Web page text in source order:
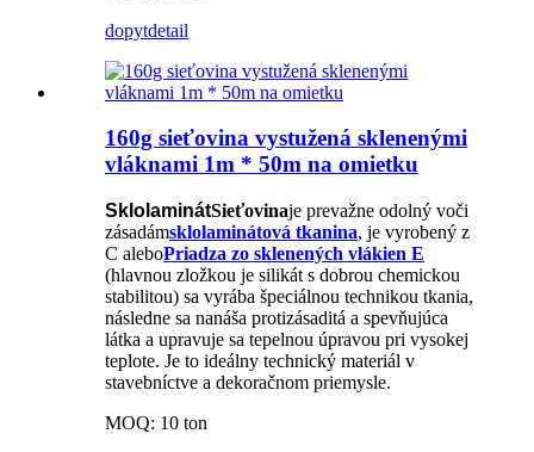
dopytdetail
160g sieťovina vystužená sklenenými
vláknami 1m * 50m na ​​omietku
SklolaminátSieťovinaje prevažne odolný voči
zásadámsklolaminátová tkanina, je vyrobený z
C aleboPriadza zo sklenených vlákien E
(hlavnou zložkou je silikát s dobrou chemickou
stabilitou) sa vyrába špeciálnou technikou tkania,
následne sa nanáša protizásaditá a spevňujúca
látka a upravuje sa tepelnou úpravou pri vysokej
teplote. Je to ideálny technický materiál v
stavebníctve a dekoračnom priemysle.
MOQ: 10 ton